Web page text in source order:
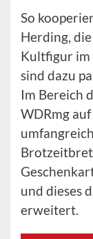
So
Herding,
Kultfigur im
sind dazu
Im Bereich
WDRmg
und dieses
erweitert.